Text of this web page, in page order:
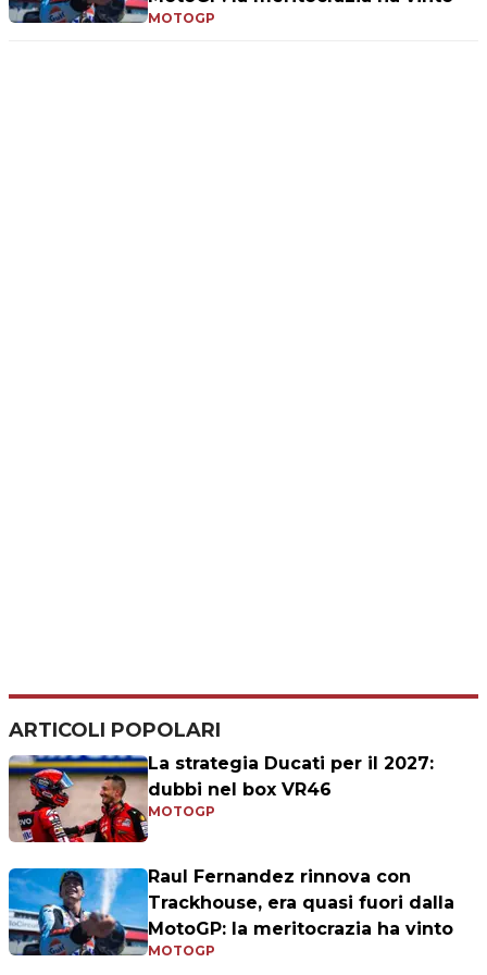
MOTOGP
ARTICOLI POPOLARI
La strategia Ducati per il 2027:
dubbi nel box VR46
MOTOGP
Raul Fernandez rinnova con
Trackhouse, era quasi fuori dalla
MotoGP: la meritocrazia ha vinto
MOTOGP